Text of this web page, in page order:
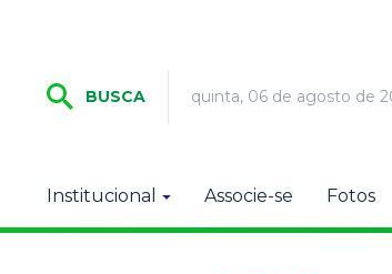
BUSCA quinta, 06 de agosto de
Institucional Associe-se Fotos